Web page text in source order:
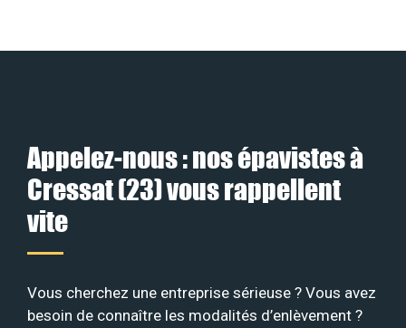
Appelez-nous : nos épavistes à
Cressat (23) vous rappellent
vite
Vous cherchez une entreprise sérieuse ? Vous avez
besoin de connaître les modalités d’enlèvement ?